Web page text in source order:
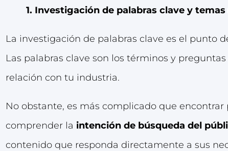
1. Investigación de palabras clave y
La investigación de palabras clave es el punto
Las palabras clave son los términos y
relación con tu industria.
No obstante, es más complicado que encontrar
comprender la intención de búsqueda del
contenido que responda directamente a sus